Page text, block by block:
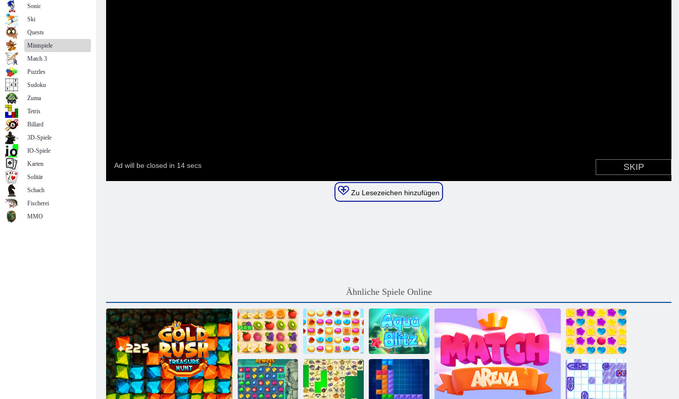
Zu Lesezeichen hinzufügen
Ähnliche Spiele Online
Saftiger
Armaturenbrett
Cookie Crush 2 Aqua Blitz
Süßigkeiten
Regen 5
Sonic
Ski
Quests
Minispiele
Match 3
Puzzles
Sudoku
Zuma
Tetris
Billard
3D-Spiele
IO-Spiele
Karten
Solitär
Schach
Fischerei
MMO